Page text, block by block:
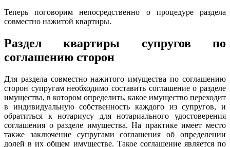
Теперь поговорим непосредственно о процедуре раздела
совместно нажитой квартиры.
Раздел квартиры супругов по
соглашению сторон
Для раздела совместно нажитого имущества по соглашению
сторон супругам необходимо составить соглашение о разделе
имущества, в котором определить, какое имущество переходит
в индивидуальную собственность каждого из супругов, и
обратиться к нотариусу для нотариального удостоверения
соглашения о разделе имущества. На практике имеет место
также заключение супругами соглашения об определении
долей в их общем имуществе. Такое соглашение является по